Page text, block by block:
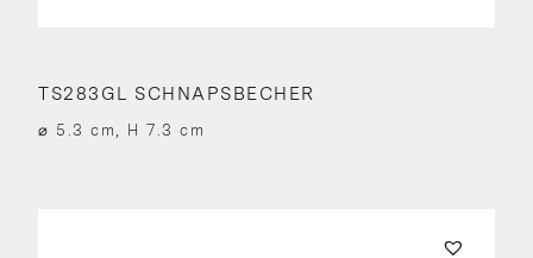
TS283GL SCHNAPSBECHER
⌀ 5.3 cm, H 7.3 cm